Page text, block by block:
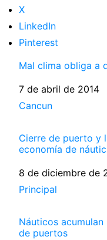
X
LinkedIn
Pinterest
Mal clima obliga a
Fecha
7 de abril de 2014
Respecto a
Cancun
Cierre de puerto y
economía de
Fecha
8 de diciembre de
Respecto a
Principal
Náuticos
de puertos